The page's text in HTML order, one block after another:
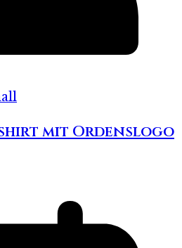
mit Ordenslogo